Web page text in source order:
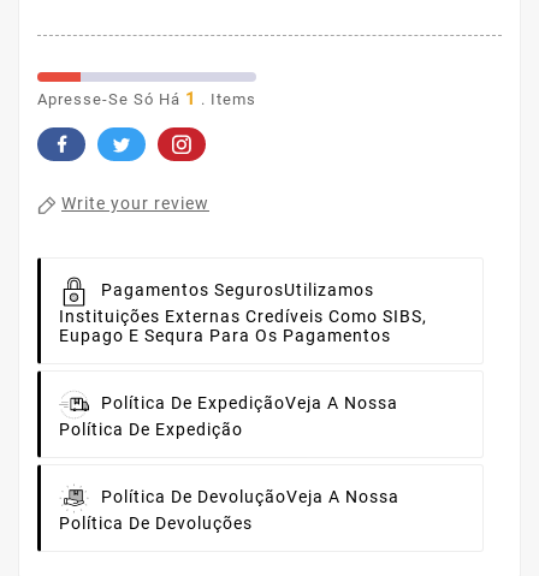
Apresse-Se Só Há 1 . Items
Write your review
Pagamentos SegurosUtilizamos
Instituições Externas Credíveis Como SIBS,
Eupago E Sequra Para Os Pagamentos
Política De ExpediçãoVeja A Nossa
Política De Expedição
Política De DevoluçãoVeja A Nossa
Política De Devoluções